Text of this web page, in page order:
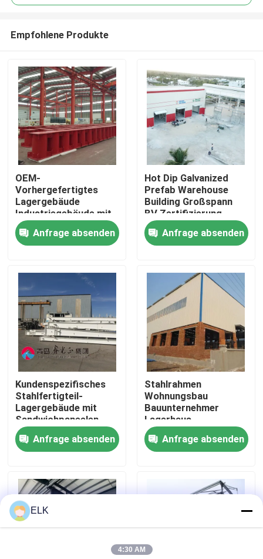
Zu Hause
Über uns
Werksbesichtigung
Qualitätskontrolle
Kontakt mit uns
Neuigkeiten
Rechtssachen
Bitte um ein Angebot
Stahlkonstruktionslager
Empfohlene Produkte
OEM-
Vorhergefertigtes
Lagergebäude
Industriegebäude mit
Metallrahmen
Anfrage absenden
Hot Dip Galvanized
Prefab Warehouse
Building Großspann
BV Zertifizierung
Anfrage absenden
Kundenspezifisches
Stahlfertigteil-
Lagergebäude mit
Sandwichpaneelen
Anfrage absenden
Stahlrahmen
Wohnungsbau
Bauunternehmer
Lagerhaus
Anfrage absenden
ELK
4:30 AM